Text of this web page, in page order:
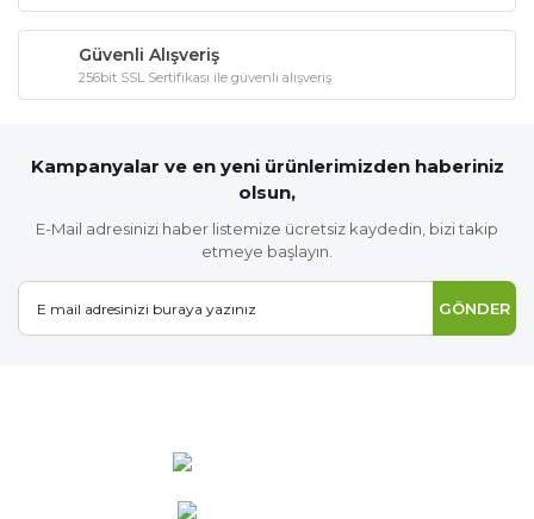
Güvenli Alışveriş
256bit SSL Sertifikası ile güvenli alışveriş
Kampanyalar ve en yeni ürünlerimizden haberiniz
olsun,
E-Mail adresinizi haber listemize ücretsiz kaydedin, bizi takip
etmeye başlayın.
GÖNDER